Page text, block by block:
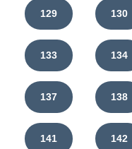
129 130
133 134
137 138
141 142